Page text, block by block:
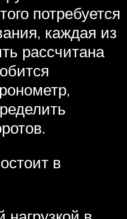
потребуется
каждая из
рассчитана
в